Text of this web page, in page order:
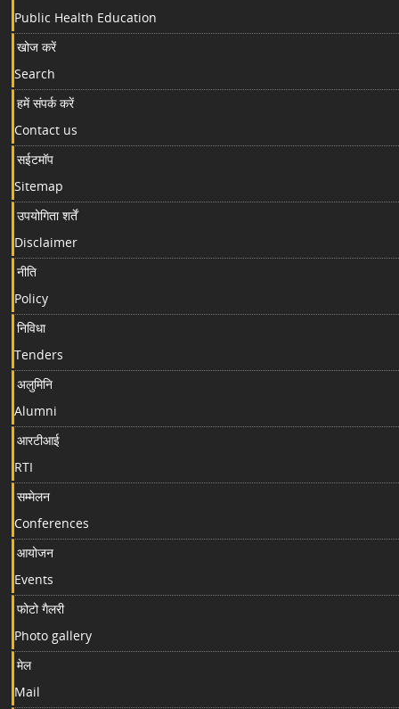
Public Health Education
खोज करें
Search
हमें संपर्क करें
Contact us
सईटमॉप
Sitemap
उपयोगिता शर्तें
Disclaimer
नीति
Policy
निविधा
Tenders
अलुमिनि
Alumni
आरटीआई
RTI
सम्मेलन
Conferences
आयोजन
Events
फोटो गैलरी
Photo gallery
मेल
Mail